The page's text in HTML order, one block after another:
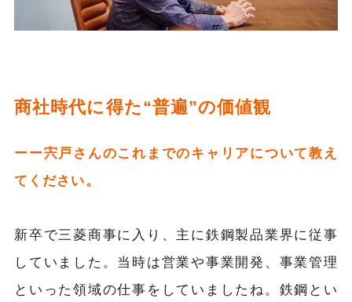
商社時代に得た“普遍”の価値観
ーー宍戸さんのこれまでのキャリアについて教え
てください。
新卒で三菱商事に入り、主に鉄鋼製品業界に従事
していました。当時は営業や事業開発、事業管理
といった領域の仕事をしていましたね。鉄鋼とい